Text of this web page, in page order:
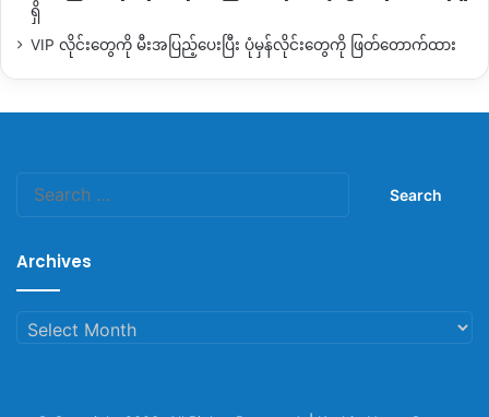
ရှိ
VIP လိုင်းတွေကို မီးအပြည့်ပေးပြီး ပုံမှန်လိုင်းတွေကို ဖြတ်တောက်ထား
Archives
Archives